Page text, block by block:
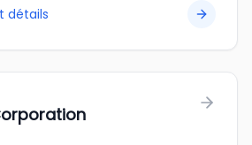
détails